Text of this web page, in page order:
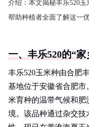
介绍： 本文揭秘丰乐520玉
帮助种植者全面了解这一
一、丰乐520的“
丰乐520玉米种由合肥
基地位于安徽省合肥市
米育种的温带气候和
境。该品种通过杂交